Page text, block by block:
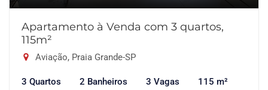
Apartamento à Venda com 3 quartos,
115m²
Aviação, Praia Grande-SP
3 Quartos 2 Banheiros 3 Vagas 115 m²